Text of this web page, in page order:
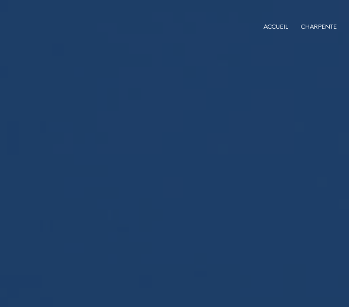
ACCUEIL CHARPENTE